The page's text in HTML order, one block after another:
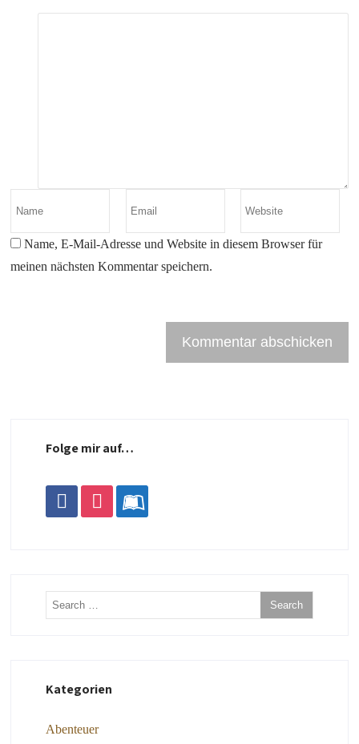
Name, E-Mail-Adresse und Website in diesem Browser für
meinen nächsten Kommentar speichern.
Folge mir auf…
facebookinstagramleanpub
Kategorien
Abenteuer